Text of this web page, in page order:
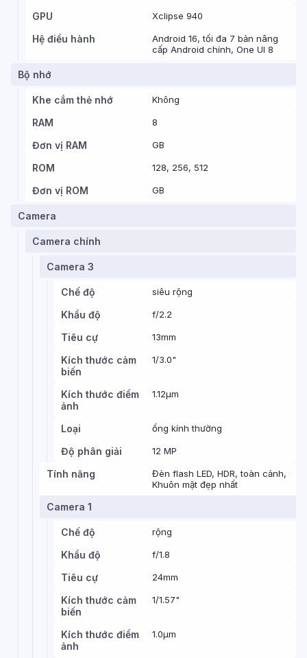
GPU Xclipse 940
Hệ điều hành
Android 16, tối đa 7 bản nâng
cấp Android chính, One UI 8
Bộ nhớ
Khe cắm thẻ nhớ Không
RAM 8
Đơn vị RAM GB
ROM 128, 256, 512
Đơn vị ROM GB
Camera
Camera chính
Camera 3
Chế độ siêu rộng
Khẩu độ f/2.2
Tiêu cự 13mm
Kích thước cảm
biến
1/3.0"
Kích thước điểm
ảnh
1.12µm
Loại ống kính thường
Độ phân giải 12 MP
Tính năng
Đèn flash LED, HDR, toàn cảnh,
Khuôn mặt đẹp nhất
Camera 1
Chế độ rộng
Khẩu độ f/1.8
Tiêu cự 24mm
Kích thước cảm
biến
1/1.57"
Kích thước điểm
ảnh
1.0µm